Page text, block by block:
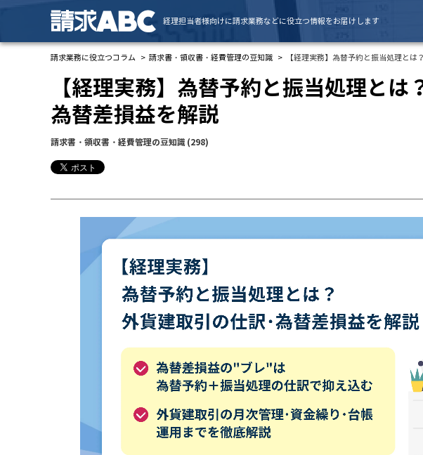
経理担当者様向けに請求業務などに役立つ情報をお届けします
請求業務に役立つコラム 請求書・領収書・経費管理の豆知識 【経理実務】為替予約と振当処理と
【経理実務】為替予約と振当処理とは
為替差損益を解説
請求書・領収書・経費管理の豆知識 (298)